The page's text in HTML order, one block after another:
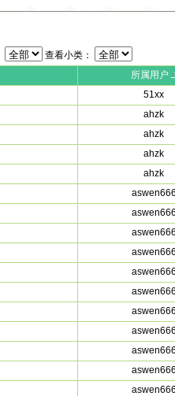
查看小类：
所属用户
51xx
ahzk
ahzk
ahzk
ahzk
aswen666
aswen666
aswen666
aswen666
aswen666
aswen666
aswen666
aswen666
aswen666
aswen666
aswen666